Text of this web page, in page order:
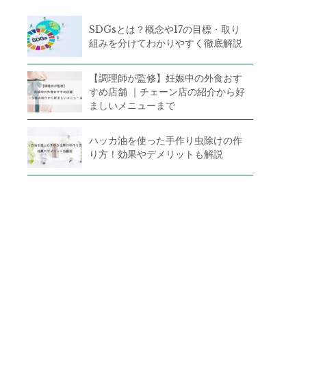
SDGsとは？概念や17の目標・取り
組みを分けてわかりやすく徹底解説
【調理師が監修】妊娠中の外食おす
すめ店舗 ｜チェーン店の紹介から好
ましいメニューまで
ハッカ油を使った手作り虫除けの作
り方！効果やデメリットも解説